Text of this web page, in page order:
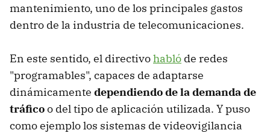
mantenimiento, uno de los principales gastos
dentro de la industria de telecomunicaciones.
En este sentido, el directivohabló de redes
"programables", capaces de adaptarse
dinámicamente dependiendo de la demanda de
tráficoo del tipo de aplicación utilizada. Y puso
como ejemplo los sistemas de videovigilancia